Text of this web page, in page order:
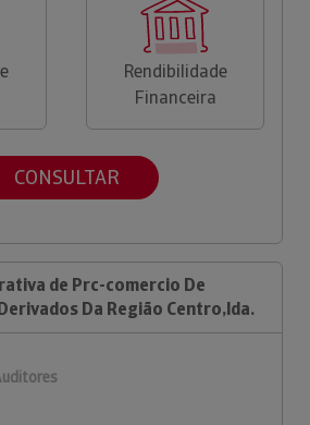
Rendibilidade
Financeira
CONSULTAR
de Prc-comercio De
Da Região Centro,lda.